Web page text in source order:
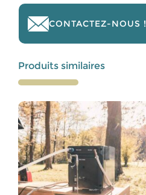
CONTACTEZ-NOUS !
Produits similaires